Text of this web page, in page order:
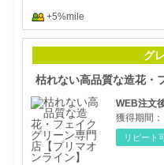
+5%mile
グ
WEB注文
獲得期間：
リピート